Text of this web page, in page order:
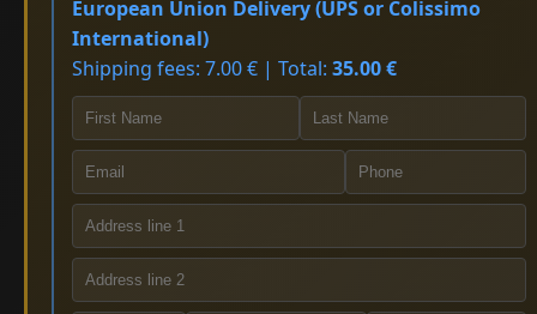
European Union Delivery (UPS or Colissimo
International)
Shipping fees: 7.00 € | Total: 35.00 €